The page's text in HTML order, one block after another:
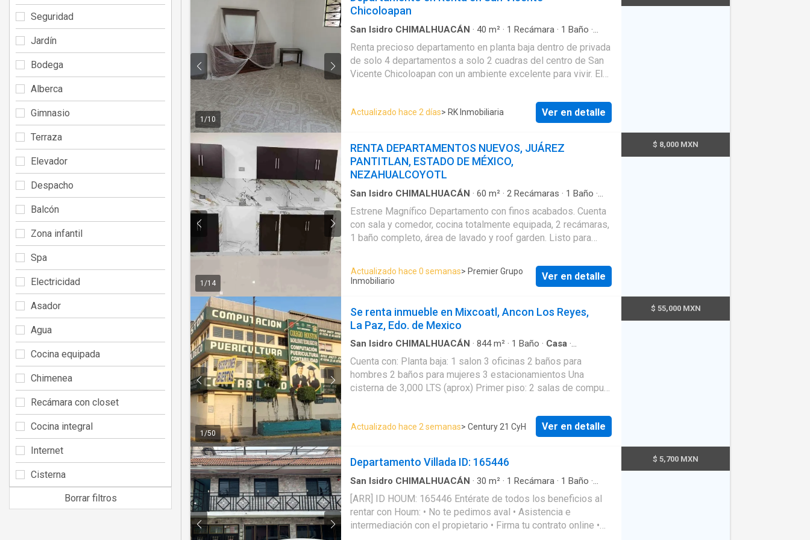
1 /10
Chicoloapan
San Isidro CHIMALHUACÁN · 40 m² · 1 Recámara · 1 Baño ·
Renta precioso departamento en planta baja dentro de privada
de solo 4 departamentos a solo 2 cuadras del centro de San
Vicente Chicoloapan con un ambiente excelente para vivir. El
tendido - Luz independiente - Agua incluida - Patio y jardín
prepa 15, a 2 cuadras del centro (Municipio) y a 10 min de la
carretera de Texcoco. REQUISITOS: - 1 Renta y 1 depósito.
INQUILINO - Comprobante de ingresos últimos 3 meses
(nómina o estados de cuenta). - INE AVAL - Boleta predial -
INE Contrato mínimo por 1 año. No se aceptan mascotas.
Actualizado hace 2 días> RK Inmobiliaria Ver en detalle
1 /14
RENTA DEPARTAMENTOS NUEVOS, JUÁREZ
PANTITLAN, ESTADO DE MÉXICO,
NEZAHUALCOYOTL
San Isidro CHIMALHUACÁN · 60 m² · 2 Recámaras · 1 Baño ·
Agua·Recámara con closet
Estrene Magnífico Departamento con finos acabados. Cuenta
con sala y comedor, cocina totalmente equipada, 2 recámaras,
1 baño completo, área de lavado y roof garden. Listo para
Actualizado hace 0 semanas> Premier Grupo
Inmobiliario
Ver en detalle
$ 8,000 MXN
1 /50
Se renta inmueble en Mixcoatl, Ancon Los Reyes,
La Paz, Edo. de Mexico
San Isidro CHIMALHUACÁN · 844m² · 1 Baño · Casa ·
Cuenta con: Planta baja: 1 salon 3 oficinas 2 baños para
hombres 2 baños para mujeres 3 estacionamientos Una
cisterna de 3,000 LTS (aprox) Primer piso: 2 salas de computo
Tercer piso: 3 bodegas Terraza 1 tinaco de 1000 LTS
Capacidad para 200 alumnos. Un departamento (sala,
principal, comercio local y mercado a espaldas a 8 minutos de
la estación del metro los reyes Ivan Aguayo 56 2579----
Actualizado hace 2 semanas> Century 21 CyH Ver en detalle
$ 55,000 MXN
Departamento Villada ID: 165446
San Isidro CHIMALHUACÁN · 30 m² · 1 Recámara · 1 Baño ·
Apartamento
[ARR] ID HOUM: 165446 Entérate de todos los beneficios al
rentar con Houm: • No te pedimos aval • Asistencia e
intermediación con el propietario • Firma tu contrato online •
$ 5,700 MXN
Seguridad
Jardín
Bodega
Alberca
Gimnasio
Terraza
Elevador
Despacho
Balcón
Zona infantil
Spa
Electricidad
Asador
Agua
Cocina equipada
Chimenea
Recámara con closet
Cocina integral
Internet
Cisterna
Borrar filtros